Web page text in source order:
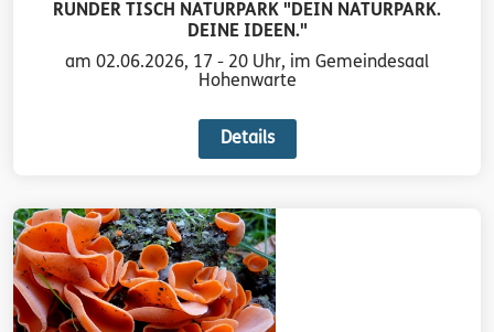
RUNDER TISCH NATURPARK "DEIN NATURPARK.
DEINE IDEEN."
am 02.06.2026, 17 - 20 Uhr, im Gemeindesaal
Hohenwarte
Details